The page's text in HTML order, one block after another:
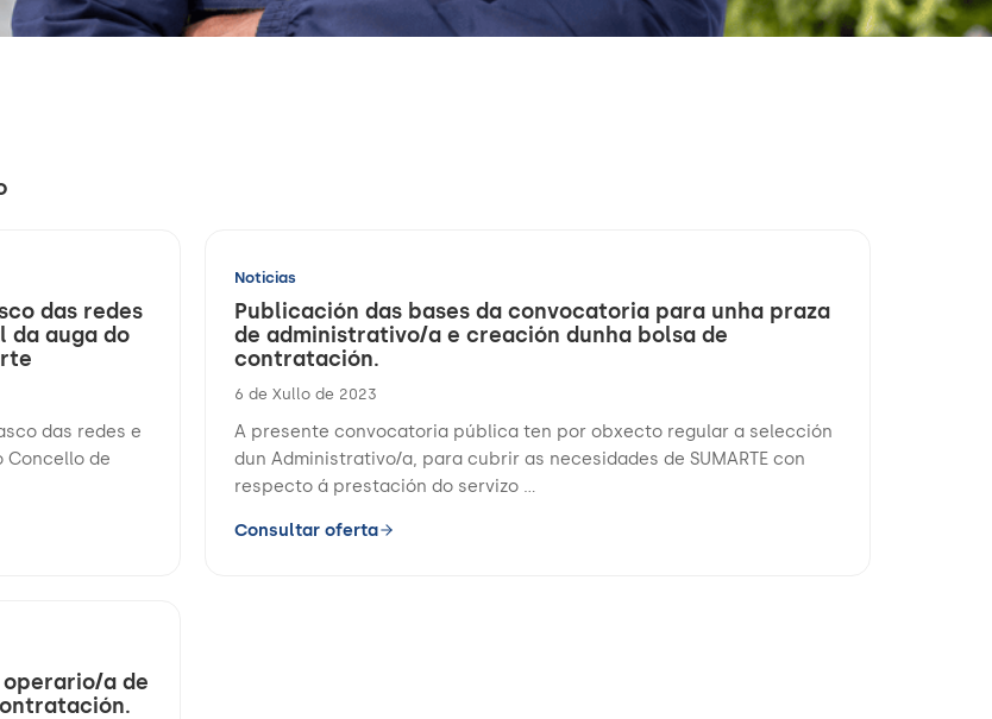
das redes
da auga do
das redes e
Concello de
Noticias
Publicación das bases da convocatoria para unha praza
de administrativo/a e creación dunha bolsa de
contratación.
6 de Xullo de 2023
A presente convocatoria pública ten por obxecto regular a selección
dun Administrativo/a, para cubrir as necesidades de SUMARTE con
respecto á prestación do servizo ...
Consultar oferta
a de